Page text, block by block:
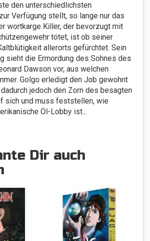
den unterschiedlichsten
Verfügung stellt, so lange nur das
wortkarge Killer, der bevorzugt mit
tötet, ist ob seiner
allerorts gefürchtet. Sein
sieht die Ermordung des Sohnes des
Dawson vor, aus welchen
Golgo erledigt den Job gewohnt
jedoch den Zorn des besagten
sich und muss feststellen, wie
Öl-Lobby ist...
Dir auch